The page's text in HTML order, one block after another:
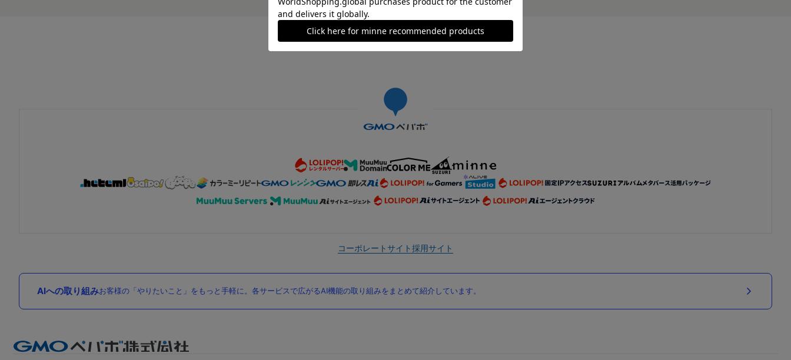
©GMO Pepabo, Inc. All rights reserved.
コーポレートサイト採用サイト
AIへの取り組みお客様の「やりたいこと」をもっと手軽に。各サービスで広がるAI機能の取り組みをまとめて紹介しています。